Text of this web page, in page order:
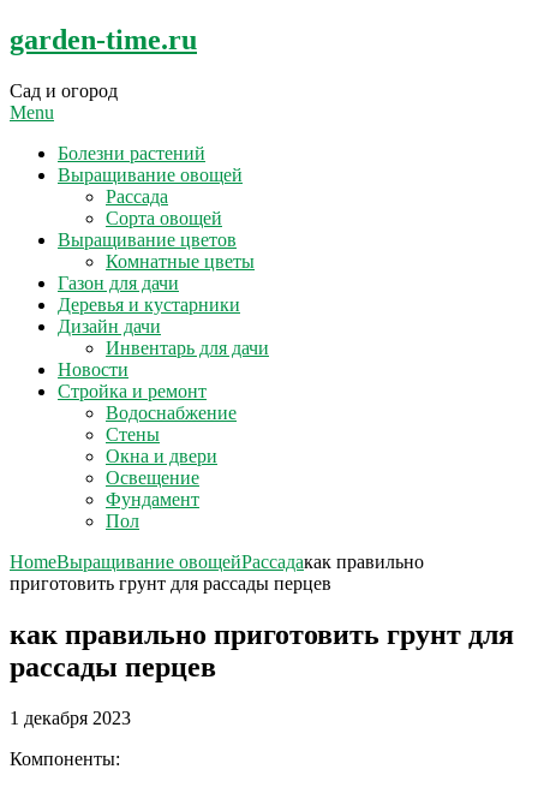
Skip
to
garden-time.ru
Сад и огород
Menu
Болезни растений
Выращивание овощей
Рассада
Сорта овощей
Выращивание цветов
Комнатные цветы
Газон для дачи
Деревья и кустарники
Дизайн дачи
Инвентарь для дачи
Новости
Стройка и ремонт
Водоснабжение
Стены
Окна и двери
Освещение
Фундамент
Пол
HomeВыращивание овощейРассадакак правильно
приготовить грунт для рассады перцев
как правильно приготовить грунт для
рассады перцев
1 декабря 2023
Компоненты: